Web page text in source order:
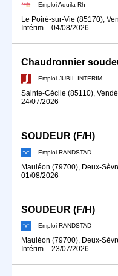
Emploi Aquila Rh
Le Poiré-sur-Vie (85170),
Intérim - 04/08/2026
Chaudronnier
Emploi JUBIL INTERIM
Sainte-Cécile (85110),
24/07/2026
SOUDEUR (F/H)
Emploi RANDSTAD
Mauléon (79700), Deux-
01/08/2026
SOUDEUR (F/H)
Emploi RANDSTAD
Mauléon (79700), Deux-
Intérim - 23/07/2026